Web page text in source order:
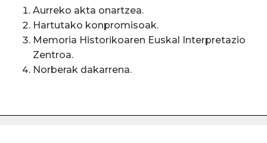
Aurreko akta onartzea.
Hartutako konpromisoak.
Memoria Historikoaren Euskal Interpretazio
Zentroa.
Norberak dakarrena.